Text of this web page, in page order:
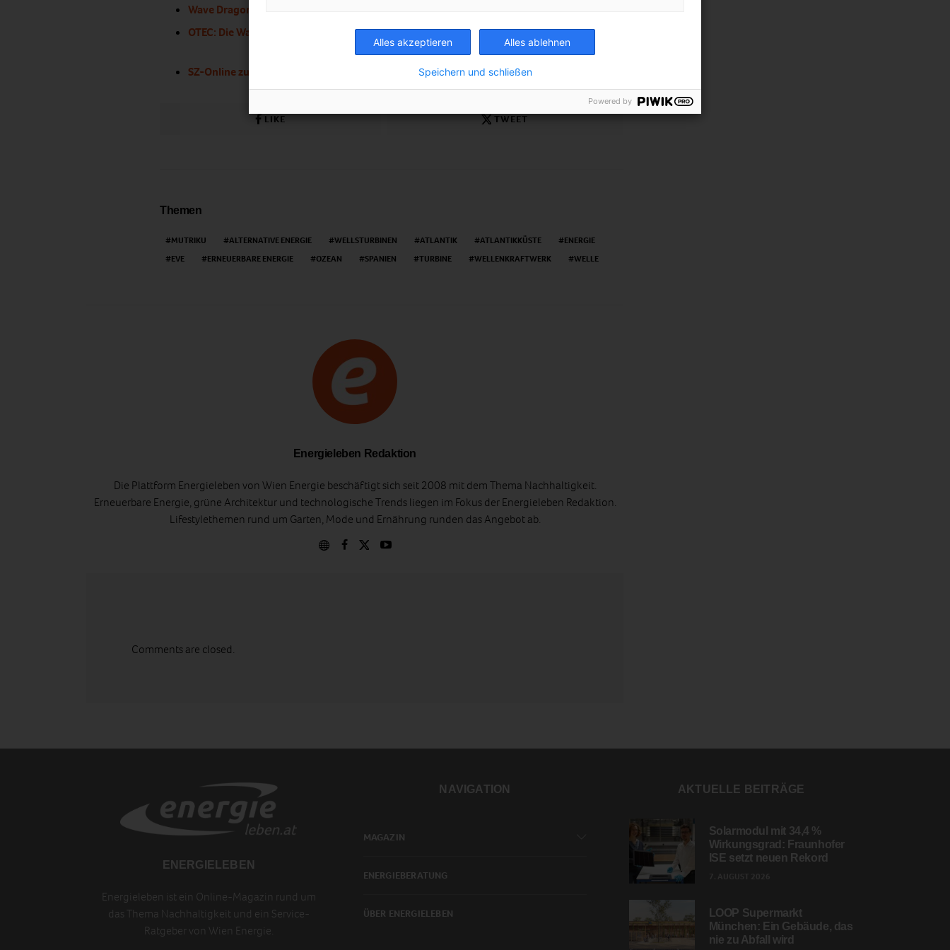
Wave Dragon: Die Kraft der Meereswogen
OTEC: Die Wassertemperatur anzapfen
SZ-Online zum Projekt Mutriku
LIKE TWEET
Themen
MUTRIKU ALTERNATIVE ENERGIE WELLSTURBINEN ATLANTIK ATLANTIKKÜSTE
ENERGIE
EVE
ERNEUERBARE ENERGIE OZEAN SPANIEN TURBINE WELLENKRAFTWERK WELLE
Energieleben Redaktion
Die Plattform Energieleben von Wien Energie beschäftigt sich seit 2008 mit dem Thema Nachhaltigkeit.
Erneuerbare Energie, grüne Architektur und technologische Trends liegen im Fokus der Energieleben Redaktion.
Lifestylethemen rund um Garten, Mode und Ernährung runden das Angebot ab.
Comments are closed.
ENERGIELEBEN
Energieleben ist ein Online-Magazin rund um
das Thema Nachhaltigkeit und ein Service-
Ratgeber von Wien Energie.
NAVIGATION
MAGAZIN
ENERGIEBERATUNG
ÜBER ENERGIELEBEN
AKTUELLE BEITRÄGE
Solarmodul mit 34,4 %
Wirkungsgrad: Fraunhofer
ISE setzt neuen Rekord
LOOP Supermarkt
München: Ein Gebäude, das
nie zu Abfall wird
Alles akzeptieren Alles ablehnen
Speichern und schließen
Powered by